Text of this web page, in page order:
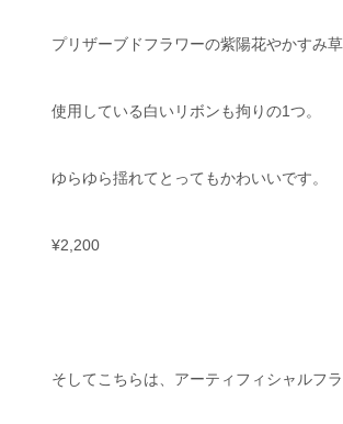
プリザーブドフラワーの紫陽花やかすみ
使用している白いリボンも拘りの1つ。
ゆらゆら揺れてとってもかわいいです。
¥2,200
そしてこちらは、アーティフィシャルフ